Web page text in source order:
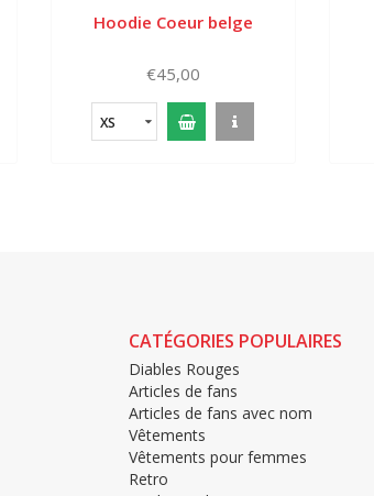
Hoodie Coeur belge
€45,00
XS
CATÉGORIES POPULAIRES
Diables Rouges
Articles de fans
Articles de fans avec nom
Vêtements
Vêtements pour femmes
Retro